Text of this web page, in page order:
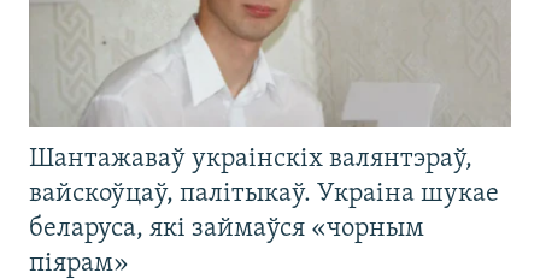
Шантажаваў украінскіх валянтэраў,
вайскоўцаў, палітыкаў. Украіна шукае
беларуса, які займаўся «чорным
піярам»